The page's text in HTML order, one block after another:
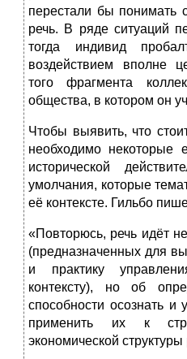
перестали бы понимать
речь. В ряде ситуаций
тогда индивид
воздействием вполне
того фрагмента
общества, в котором он
Чтобы выявить, что
необходимо некоторые
исторической
умолчания, которые
её контексте. Гильбо
«Повторюсь, речь идёт
(пред­наз­наченных для
и практику
контексту), но об
способности осознать и
применить их к
экономической